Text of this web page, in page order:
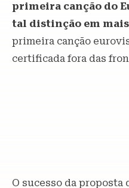
primeira canção do
tal distinção em mais
primeira canção
certificada fora das
O sucesso da proposta